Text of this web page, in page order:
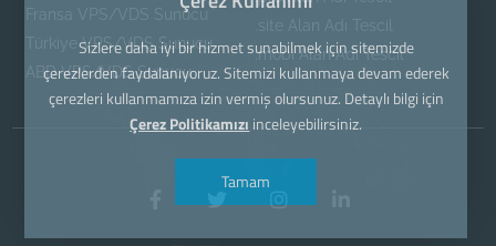
Fransa VPS/VDS Sunucu
Türkiye VPS/VDS Sunucu
ABD VPS/VDS Sunucu
.site Alan Adı Tescil
.mobi Alan Adı Tescil
Sizlere daha iyi bir hizmet sunabilmek için sitemizde
çerezlerden faydalanıyoruz. Sitemizi kullanmaya devam ederek
çerezleri kullanmamıza izin vermiş olursunuz. Detaylı bilgi için
Çerez Politikamızı inceleyebilirsiniz.
Tamam